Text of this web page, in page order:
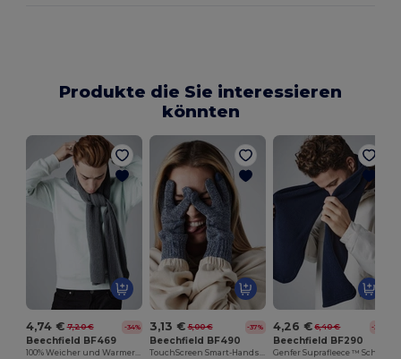
Produkte die Sie interessieren
könnten
4,74 € 7,20 € -34%
Beechfield BF469
100% Weicher und Warmer Schal
3,13 € 5,00 € -37%
Beechfield BF490
TouchScreen Smart-Handschuhe
4,26 € 6,40 € -33%
Beechfield BF290
Genfer Suprafleece ™ Schal